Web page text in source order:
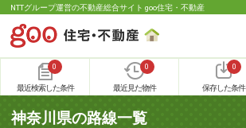
NTTグループ運営の不動産総合サイト goo住宅・不動産
0
最近検索した条件
0
最近見た物件
0
保存した条件
神奈川県の路線一覧